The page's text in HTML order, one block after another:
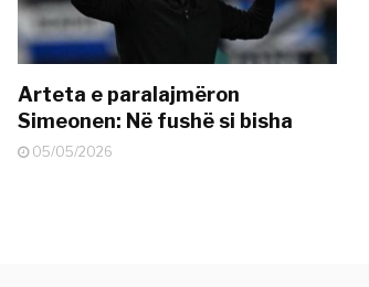
Arteta e paralajmëron
Simeonen: Në fushë si bisha
05/05/2026